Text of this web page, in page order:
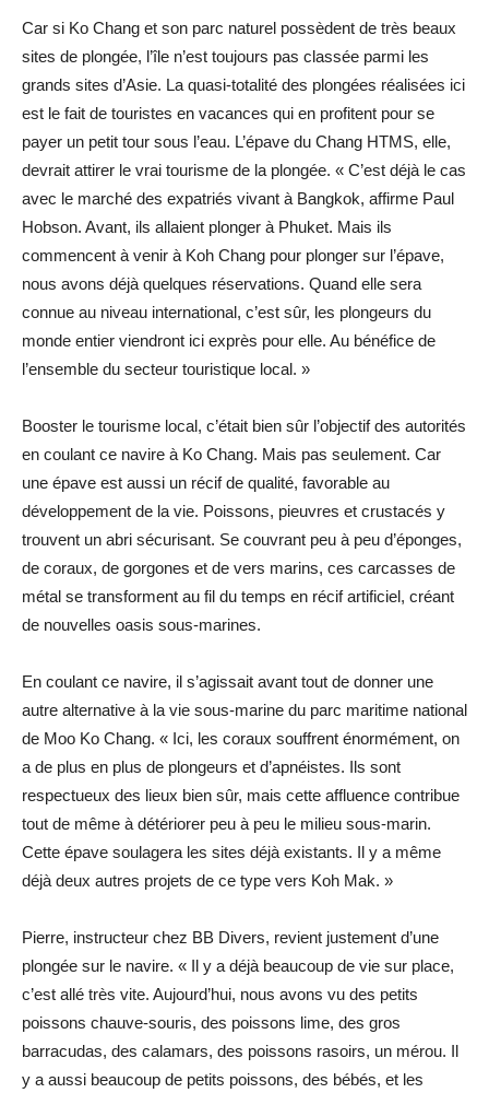
Car si Ko Chang et son parc naturel possèdent de très beaux
sites de plongée, l’île n’est toujours pas classée parmi les
grands sites d’Asie. La quasi-totalité des plongées réalisées ici
est le fait de touristes en vacances qui en profitent pour se
payer un petit tour sous l’eau. L’épave du Chang HTMS, elle,
devrait attirer le vrai tourisme de la plongée. « C’est déjà le cas
avec le marché des expatriés vivant à Bangkok, affirme Paul
Hobson. Avant, ils allaient plonger à Phuket. Mais ils
commencent à venir à Koh Chang pour plonger sur l’épave,
nous avons déjà quelques réservations. Quand elle sera
connue au niveau international, c’est sûr, les plongeurs du
monde entier viendront ici exprès pour elle. Au bénéfice de
l’ensemble du secteur touristique local. »
Booster le tourisme local, c’était bien sûr l’objectif des autorités
en coulant ce navire à Ko Chang. Mais pas seulement. Car
une épave est aussi un récif de qualité, favorable au
développement de la vie. Poissons, pieuvres et crustacés y
trouvent un abri sécurisant. Se couvrant peu à peu d’éponges,
de coraux, de gorgones et de vers marins, ces carcasses de
métal se transforment au fil du temps en récif artificiel, créant
de nouvelles oasis sous-marines.
En coulant ce navire, il s’agissait avant tout de donner une
autre alternative à la vie sous-marine du parc maritime national
de Moo Ko Chang. « Ici, les coraux souffrent énormément, on
a de plus en plus de plongeurs et d’apnéistes. Ils sont
respectueux des lieux bien sûr, mais cette affluence contribue
tout de même à détériorer peu à peu le milieu sous-marin.
Cette épave soulagera les sites déjà existants. Il y a même
déjà deux autres projets de ce type vers Koh Mak. »
Pierre, instructeur chez BB Divers, revient justement d’une
plongée sur le navire. « Il y a déjà beaucoup de vie sur place,
c’est allé très vite. Aujourd’hui, nous avons vu des petits
poissons chauve-souris, des poissons lime, des gros
barracudas, des calamars, des poissons rasoirs, un mérou. Il
y a aussi beaucoup de petits poissons, des bébés, et les